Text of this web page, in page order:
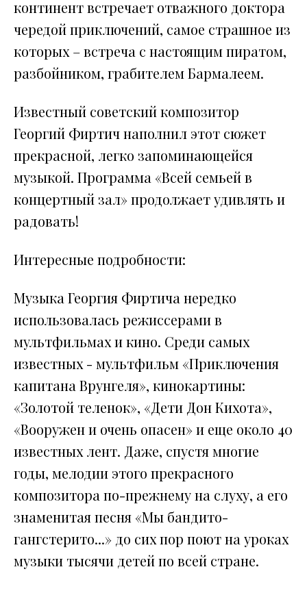
континент встречает отважного доктора
чередой приключений, самое страшное из
которых – встреча с настоящим пиратом,
разбойником, грабителем Бармалеем.
Известный советский композитор
Георгий Фиртич наполнил этот сюжет
прекрасной, легко запоминающейся
музыкой. Программа «Всей семьей в
концертный зал» продолжает удивлять и
радовать!
Интересные подробности:
Музыка Георгия Фиртича нередко
использовалась режиссерами в
мультфильмах и кино. Среди самых
известных - мультфильм «Приключения
капитана Врунгеля», кинокартины:
«Золотой теленок», «Дети Дон Кихота»,
«Вооружен и очень опасен» и еще около 40
известных лент. Даже, спустя многие
годы, мелодии этого прекрасного
композитора по-прежнему на слуху, а его
знаменитая песня «Мы бандито-
гангстерито...» до сих пор поют на уроках
музыки тысячи детей по всей стране.